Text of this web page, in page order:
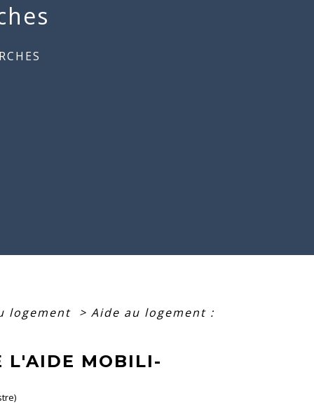
logement > Aide au logement :
L'AIDE MOBILI-